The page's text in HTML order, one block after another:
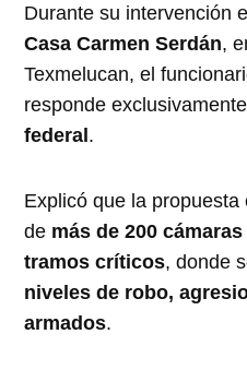
Durante su intervención
Casa Carmen Serdán,
Texmelucan, el
responde
federal.
Explicó que la
de más de 200 cámaras
tramos críticos, donde
niveles de robo,
armados.